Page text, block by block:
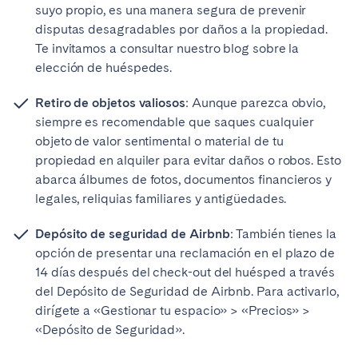
suyo propio, es una manera segura de prevenir
disputas desagradables por daños a la propiedad.
Te invitamos a consultar nuestro blog sobre la
elección de huéspedes.
Retiro de objetos valiosos: Aunque parezca obvio,
siempre es recomendable que saques cualquier
objeto de valor sentimental o material de tu
propiedad en alquiler para evitar daños o robos. Esto
abarca álbumes de fotos, documentos financieros y
legales, reliquias familiares y antigüedades.
Depósito de seguridad de Airbnb: También tienes la
opción de presentar una reclamación en el plazo de
14 días después del check-out del huésped a través
del Depósito de Seguridad de Airbnb. Para activarlo,
dirígete a «Gestionar tu espacio» > «Precios» >
«Depósito de Seguridad».